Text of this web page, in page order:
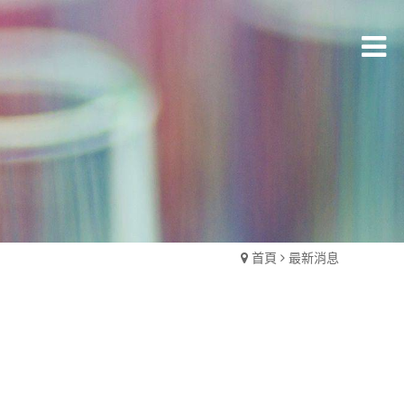
首頁 最新消息